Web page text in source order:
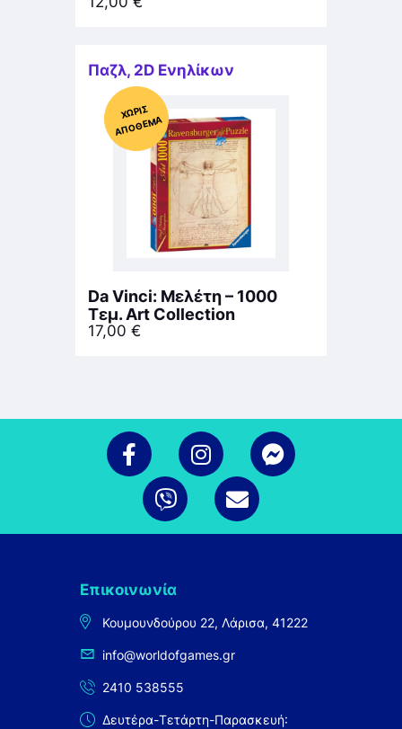
Παζλ, 2D Ενηλίκων
Χ
ΩΡΊΣ
Α
Π
Ό
ΘΕ
ΜΑ
Da Vinci: Μελέτη – 1000
Τεμ. Art Collection
17,00 €
Επικοινωνία
Κουμουνδούρου 22, Λάρισα, 41222
info@worldofgames.gr
2410 538555
Δευτέρα-Τετάρτη-Παρασκευή: